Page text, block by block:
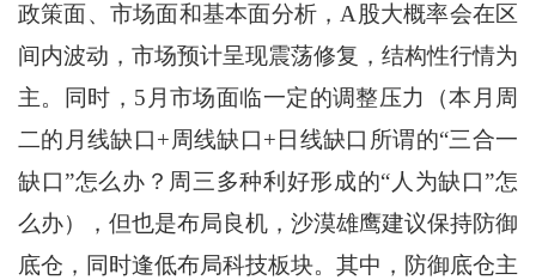
政策面、市场面和基本面分析，A股大概率会在区
间内波动，市场预计呈现震荡修复，结构性行情为
主。同时，5月市场面临一定的调整压力（本月周
二的月线缺口+周线缺口+日线缺口所谓的“三合一
缺口”怎么办？周三多种利好形成的“人为缺口”怎
么办），但也是布局良机，沙漠雄鹰建议保持防御
底仓，同时逢低布局科技板块。其中，防御底仓主